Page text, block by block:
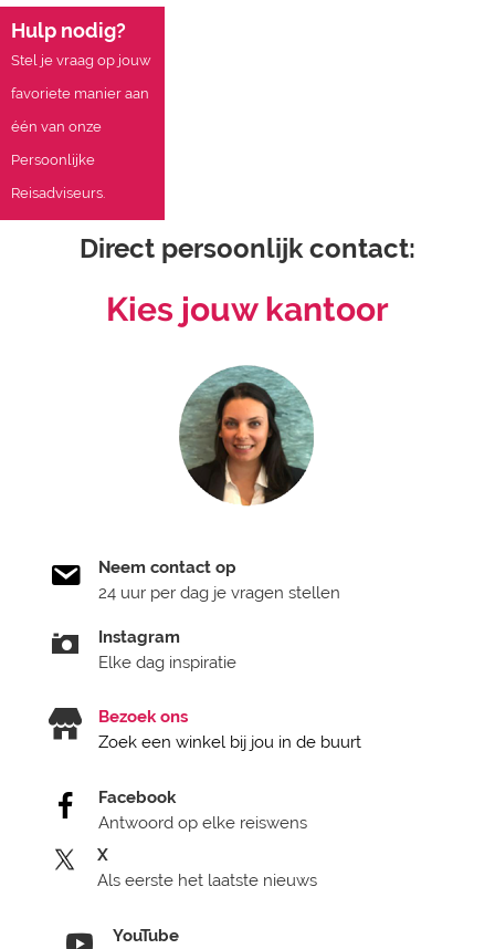
Hulp nodig?
Stel je vraag op jouw
favoriete manier aan
één van onze
Persoonlijke
Reisadviseurs.
Direct persoonlijk contact:
Kies jouw kantoor
Neem contact op
24 uur per dag je vragen stellen
Instagram
Elke dag inspiratie
Bezoek ons
Zoek een winkel bij jou in de buurt
Facebook
Antwoord op elke reiswens
X
Als eerste het laatste nieuws
YouTube